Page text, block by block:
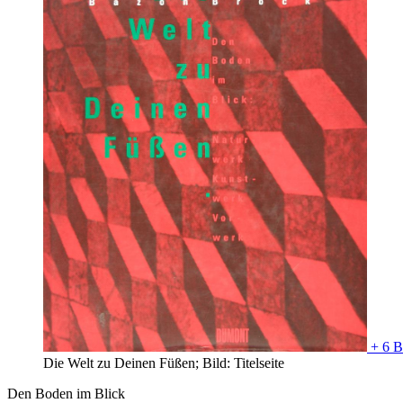
+ 6
Die Welt zu Deinen Füßen; Bild: Titelseite
Den Boden im Blick